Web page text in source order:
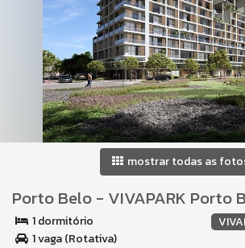
mostrar todas as
Porto Belo- VIVAPARK Porto
1 dormitório
1 vaga (Rotativa)